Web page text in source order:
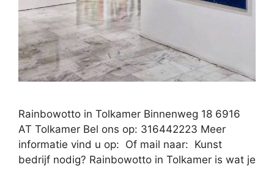
Rainbowotto in Tolkamer Binnenweg 18 6916
AT Tolkamer Bel ons op: 316442223 Meer
informatie vind u op: Of mail naar: Kunst
bedrijf nodig? Rainbowotto in Tolkamer is wat je